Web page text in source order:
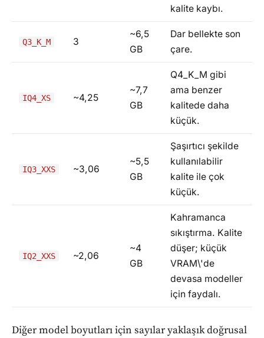
kalite kaybı.
Q3_K_M 3
~6,5
GB
Dar bellekte son
çare.
IQ4_XS ~4,25
~7,7
GB
Q4_K_M gibi
ama benzer
kalitede daha
küçük.
IQ3_XXS ~3,06
~5,5
GB
Şaşırtıcı şekilde
kullanılabilir
kalite ile çok
küçük.
IQ2_XXS ~2,06
~4
GB
Kahramanca
sıkıştırma. Kalite
düşer; küçük
VRAM\'de
devasa modeller
için faydalı.
Diğer model boyutları için sayılar yaklaşık doğrusal